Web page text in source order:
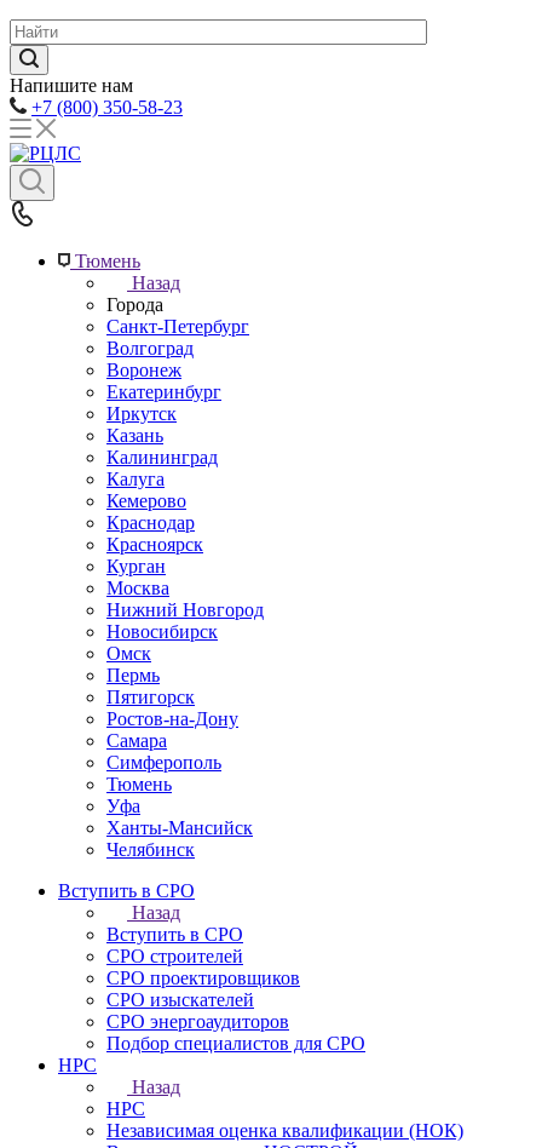
Напишите нам
+7 (800) 350-58-23
Тюмень
Назад
Города
Санкт-Петербург
Волгоград
Воронеж
Екатеринбург
Иркутск
Казань
Калининград
Калуга
Кемерово
Краснодар
Красноярск
Курган
Москва
Нижний Новгород
Новосибирск
Омск
Пермь
Пятигорск
Ростов-на-Дону
Самара
Симферополь
Тюмень
Уфа
Ханты-Мансийск
Челябинск
Вступить в СРО
Назад
Вступить в СРО
СРО строителей
СРО проектировщиков
СРО изыскателей
СРО энергоаудиторов
Подбор специалистов для СРО
НРС
Назад
НРС
Независимая оценка квалификации (НОК)